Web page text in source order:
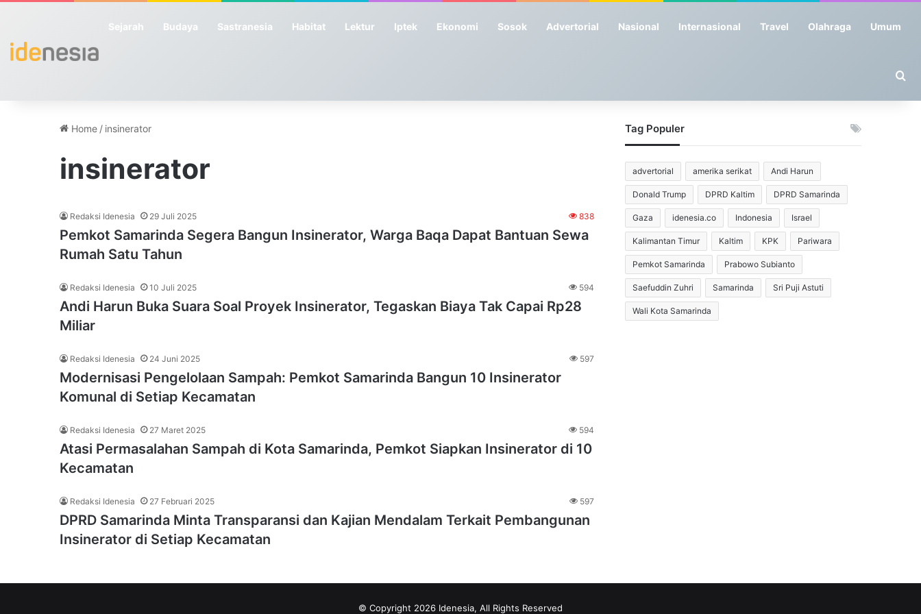
Sejarah Budaya Sastranesia Habitat Lektur Iptek Ekonomi Sosok Advertorial Nasional Internasional Travel Olahraga Umum
Home / insinerator
insinerator
Redaksi Idenesia 29 Juli 2025 838
Pemkot Samarinda Segera Bangun Insinerator, Warga Baqa Dapat Bantuan Sewa
Rumah Satu Tahun
Redaksi Idenesia 10 Juli 2025 594
Andi Harun Buka Suara Soal Proyek Insinerator, Tegaskan Biaya Tak Capai Rp28
Miliar
Redaksi Idenesia 24 Juni 2025 597
Modernisasi Pengelolaan Sampah: Pemkot Samarinda Bangun 10 Insinerator
Komunal di Setiap Kecamatan
Redaksi Idenesia 27 Maret 2025 594
Atasi Permasalahan Sampah di Kota Samarinda, Pemkot Siapkan Insinerator di 10
Kecamatan
Redaksi Idenesia 27 Februari 2025 597
DPRD Samarinda Minta Transparansi dan Kajian Mendalam Terkait Pembangunan
Insinerator di Setiap Kecamatan
Tag Populer
advertorial amerika serikat Andi Harun
Donald Trump DPRD Kaltim DPRD Samarinda
Gaza idenesia.co Indonesia Israel
Kalimantan Timur Kaltim KPK Pariwara
Pemkot Samarinda Prabowo Subianto
Saefuddin Zuhri Samarinda Sri Puji Astuti
Wali Kota Samarinda
© Copyright 2026 Idenesia, All Rights Reserved